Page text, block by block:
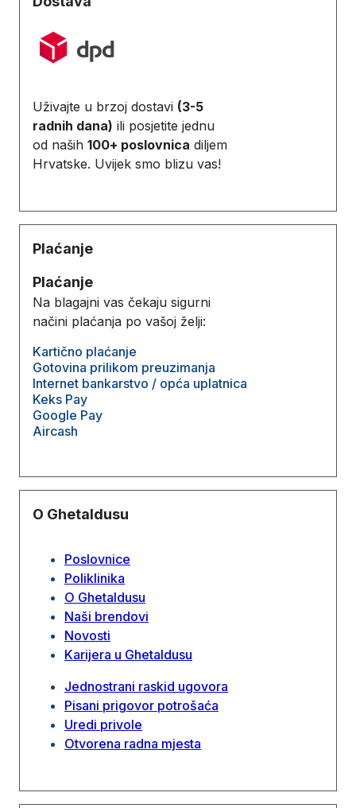
Uživajte u brzoj dostavi (3-5
radnih dana) ili posjetite jednu
od naših 100+ poslovnica diljem
Hrvatske. Uvijek smo blizu vas!
Plaćanje
Plaćanje
Na blagajni vas čekaju sigurni
načini plaćanja po vašoj želji:
Kartično plaćanje
Gotovina prilikom preuzimanja
Internet bankarstvo / opća uplatnica
Keks Pay
Google Pay
Aircash
O Ghetaldusu
Poslovnice
Poliklinika
O Ghetaldusu
Naši brendovi
Novosti
Karijera u Ghetaldusu
Jednostrani raskid ugovora
Pisani prigovor potrošaća
Uredi privole
Otvorena radna mjesta